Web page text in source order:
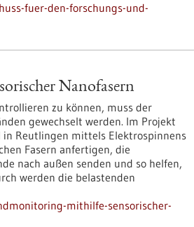
fuer-den-forschungs-und-
Nanofasern
zu können, muss der
gewechselt werden. Im Projekt
in Reutlingen mittels Elektrospinnens
Fasern anfertigen, die
nach außen senden und so helfen,
werden die belastenden
mithilfe-sensorischer-